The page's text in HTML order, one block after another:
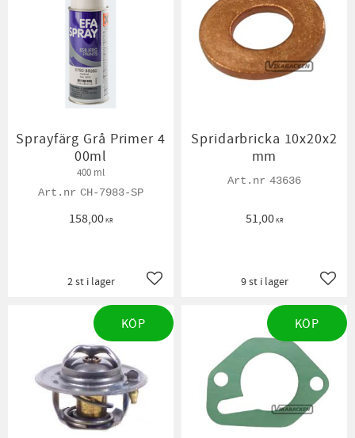
Sprayfärg Grå Primer 4
00ml
400 ml
CH-7983-SP
158,00KR
Lägg till i favoriter
2 st i lager
Spridarbricka 10x20x2
mm
43636
51,00KR
9 st i lager
KÖP KÖP